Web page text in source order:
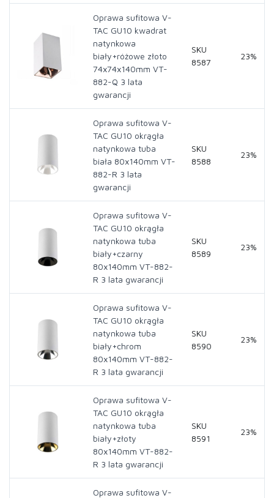
Oprawa sufitowa V-
TAC GU10 kwadrat
natynkowa
biały+różowe złoto
74x74x140mm VT-
882-Q 3 lata
gwarancji
SKU
8587
23%
Oprawa sufitowa V-
TAC GU10 okrągła
natynkowa tuba
biała 80x140mm VT-
882-R 3 lata
gwarancji
SKU
8588
23%
Oprawa sufitowa V-
TAC GU10 okrągła
natynkowa tuba
biały+czarny
80x140mm VT-882-
R 3 lata gwarancji
SKU
8589
23%
Oprawa sufitowa V-
TAC GU10 okrągła
natynkowa tuba
biały+chrom
80x140mm VT-882-
R 3 lata gwarancji
SKU
8590
23%
Oprawa sufitowa V-
TAC GU10 okrągła
natynkowa tuba
biały+złoty
80x140mm VT-882-
R 3 lata gwarancji
SKU
8591
23%
Oprawa sufitowa V-